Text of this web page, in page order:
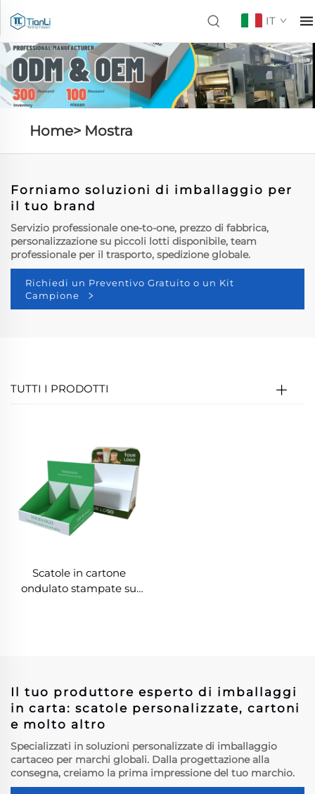
IT
Home> Mostra
Forniamo soluzioni di imballaggio per
il tuo brand
Servizio professionale one-to-one, prezzo di fabbrica,
personalizzazione su piccoli lotti disponibile, team
professionale per il trasporto, spedizione globale.
Richiedi un Preventivo Gratuito o un Kit
Campione
TUTTI I PRODOTTI
Scatole in cartone
ondulato stampate su
Il tuo produttore esperto di imballaggi
in carta: scatole personalizzate, cartoni
e molto altro
Specializzati in soluzioni personalizzate di imballaggio
cartaceo per marchi globali. Dalla progettazione alla
consegna, creiamo la prima impressione del tuo marchio.